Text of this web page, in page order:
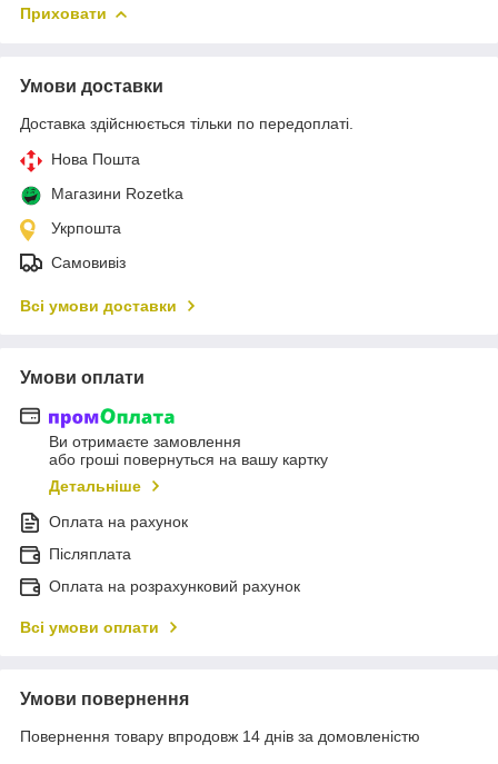
Приховати
Умови доставки
Доставка здійснюється тільки по передоплаті.
Нова Пошта
Магазини Rozetka
Укрпошта
Самовивіз
Всі умови доставки
Умови оплати
Ви отримаєте замовлення
або гроші повернуться на вашу картку
Детальніше
Оплата на рахунок
Післяплата
Оплата на розрахунковий рахунок
Всі умови оплати
Умови повернення
Повернення товару впродовж 14 днів за домовленістю